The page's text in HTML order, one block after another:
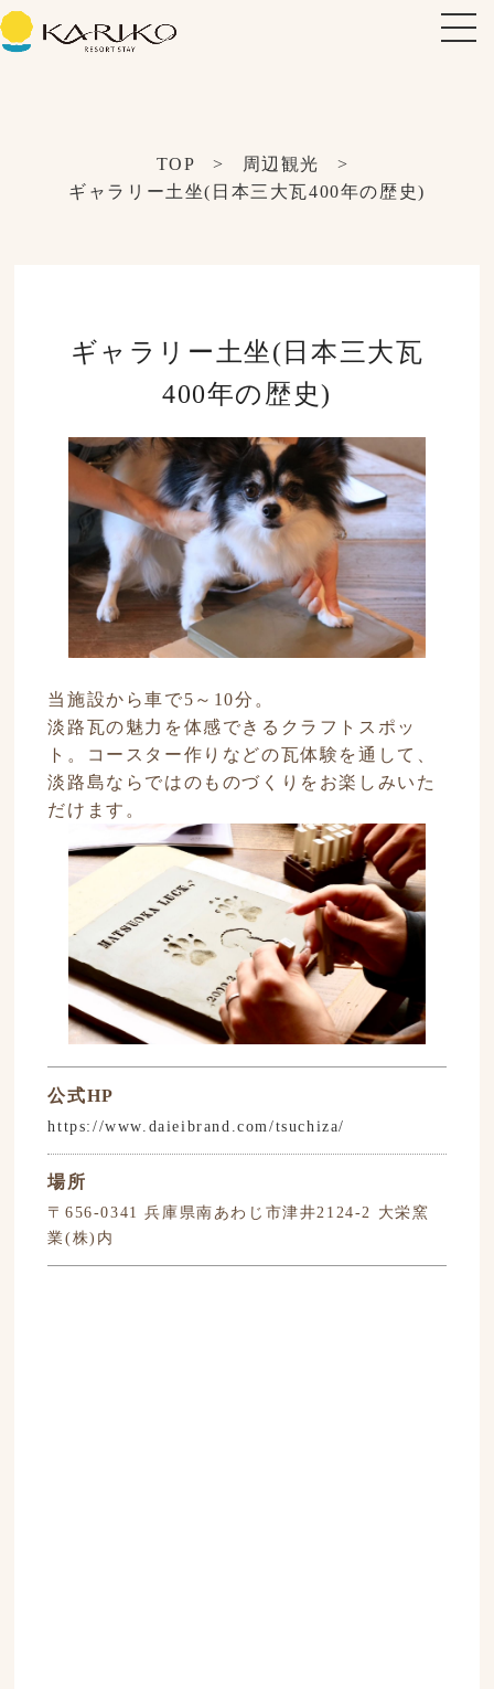
TOP > 周辺観光
>
ギャラリー土坐(日本三大瓦400年の歴史)
ギャラリー土坐(日本三大瓦
400年の歴史)
当施設から車で5～10分。
淡路瓦の魅力を体感できるクラフトスポッ
ト。コースター作りなどの瓦体験を通して、
淡路島ならではのものづくりをお楽しみいた
だけます。
公式HP
https://www.daieibrand.com/tsuchiza/
場所
〒656-0341 兵庫県南あわじ市津井2124-2 大栄窯
業(株)内